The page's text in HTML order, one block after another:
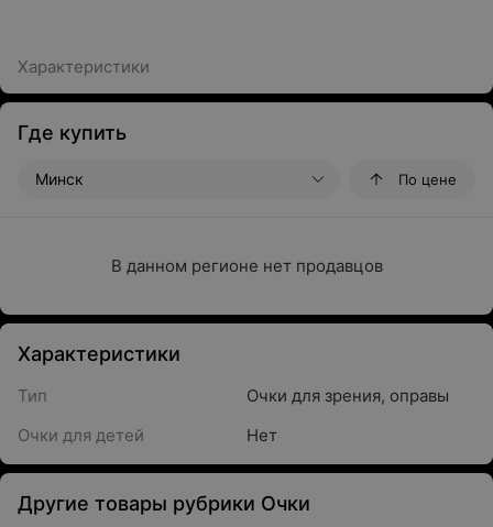
Характеристики
Где купить
Минск По цене
В данном регионе нет продавцов
Характеристики
Тип
Очки для зрения, оправы
Очки для детей
Нет
Другие товары рубрики Очки